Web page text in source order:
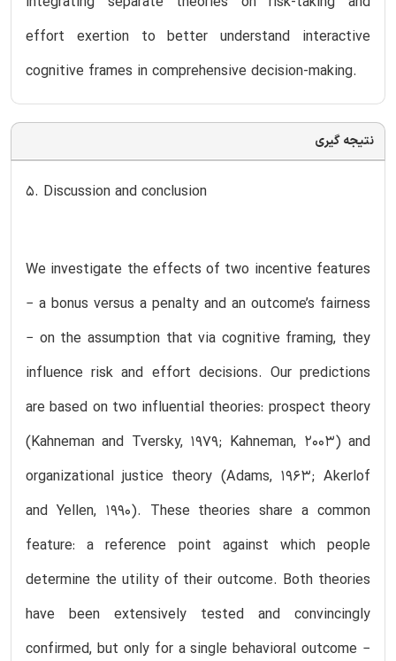
effort exertion to better understand interactive
cognitive frames in comprehensive decision-making.
نتیجه گیری
5. Discussion and conclusion
We investigate the effects of two incentive features
− a bonus versus a penalty and an outcome’s fairness
− on the assumption that via cognitive framing, they
influence risk and effort decisions. Our predictions
are based on two influential theories: prospect theory
(Kahneman and Tversky, 1979; Kahneman, 2003) and
organizational justice theory (Adams, 1963; Akerlof
and Yellen, 1990). These theories share a common
feature: a reference point against which people
determine the utility of their outcome. Both theories
have been extensively tested and convincingly
confirmed, but only for a single behavioral outcome −